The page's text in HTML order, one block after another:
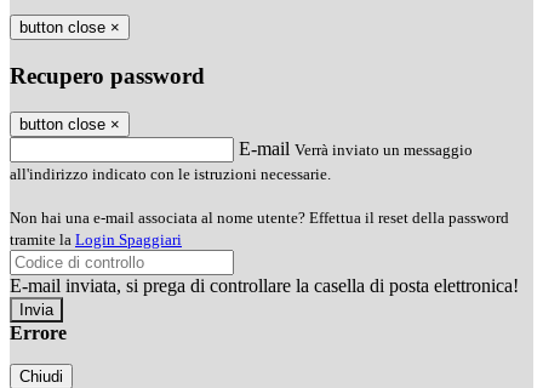
button close ×
Recupero password
button close ×
E-mail Verrà inviato un messaggio
all'indirizzo indicato con le istruzioni necessarie.
Non hai una e-mail associata al nome utente? Effettua il reset della password
tramite la Login Spaggiari
E-mail inviata, si prega di controllare la casella di posta elettronica!
Errore
Chiudi